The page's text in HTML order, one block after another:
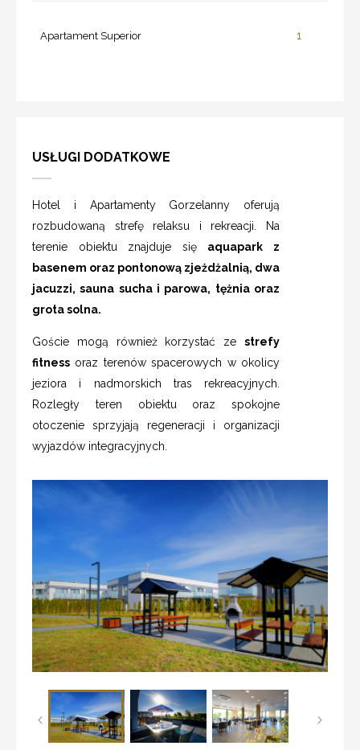
Apartament Superior 1
USŁUGI DODATKOWE
Hotel i Apartamenty Gorzelanny oferują
rozbudowaną strefę relaksu i rekreacji. Na
terenie obiektu znajduje się aquapark z
basenem oraz pontonową zjeżdżalnią, dwa
jacuzzi, sauna sucha i parowa, tężnia oraz
grota solna.
Goście mogą również korzystać ze strefy
fitness oraz terenów spacerowych w okolicy
jeziora i nadmorskich tras rekreacyjnych.
Rozległy teren obiektu oraz spokojne
otoczenie sprzyjają regeneracji i organizacji
wyjazdów integracyjnych.